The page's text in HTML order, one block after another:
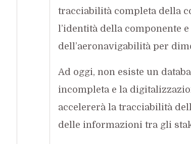
tracciabilità completa della
l’identità della componente
dell’aeronavigabilità per
Ad oggi, non esiste un
incompleta e la
accelererà la tracciabilità
delle informazioni tra gli